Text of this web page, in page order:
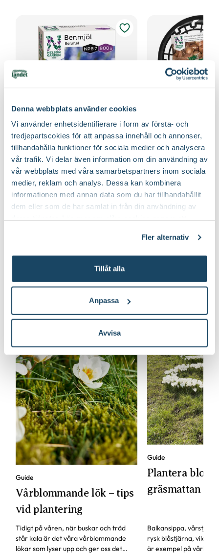
Denna webbplats använder cookies
Vi använder enhetsidentifierare i form av första- och
tredjepartscokies för att anpassa innehåll och annonser,
tillhandahålla funktioner för sociala medier och analysera
vår trafik. Vi delar även information om din användning av
vår webbplats med våra samarbetspartners inom sociala
medier, reklam och analys. Dessa kan kombinera
informationen med annan data som du har tillhandahållit
dem eller som de har samlat in från din användning av
Fler alternativ
Tillåt alla
Anpassa
Avvisa
Benmjöl
Nelson Garden
99:-
Välj butik
Online
Slut i lager
Till Produkten
till Benmjöl produktsida
Lökkorg 3-pack
Nelson Garden
4990
Välj butik
Online
Till
Guide
Vårblommande lök – tips
vid plantering
Tidigt på våren, när buskar och träd
står kala är det våra vårblommande
lökar som lyser upp och ger oss det
Guide
Plantera
gräsmattan
Balkansippa,
rysk blåstjärna,
är exempel på